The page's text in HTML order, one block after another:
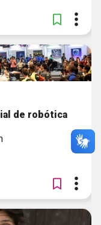
de robótica